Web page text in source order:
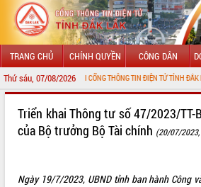
TRANG CHỦ CHÍNH QUYỀN CÔNG DÂN
Thứ sáu, 07/08/2026
ĐẾN VỚI CỔNG THÔNG TIN ĐIỆN TỬ TỈNH ĐẮK LẮK
LÃNH ĐẠO UBND TỈNH
Triển khai Thông tư số 47/2023/TT-
của Bộ trưởng Bộ Tài chính (20/07/
Ngày 19/7/2023, UBND tỉnh ban hành Công